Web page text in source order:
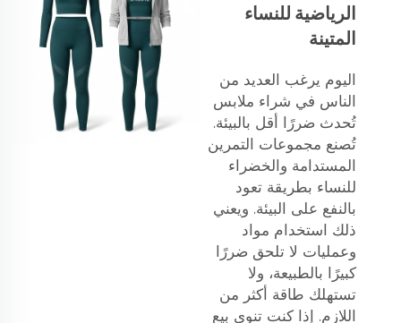
الرياضية للنساء
المتينة
اليوم يرغب العديد من
الناس في شراء ملابس
تُحدث ضررًا أقل بالبيئة.
تُصنع مجموعات التمرين
المستدامة والخضراء
للنساء بطريقة تعود
بالنفع على البيئة. ويعني
ذلك استخدام مواد
وعمليات لا تلحق ضررًا
كبيرًا بالطبيعة، ولا
تستهلك طاقة أكثر من
اللازم. إذا كنت تنوي بيع